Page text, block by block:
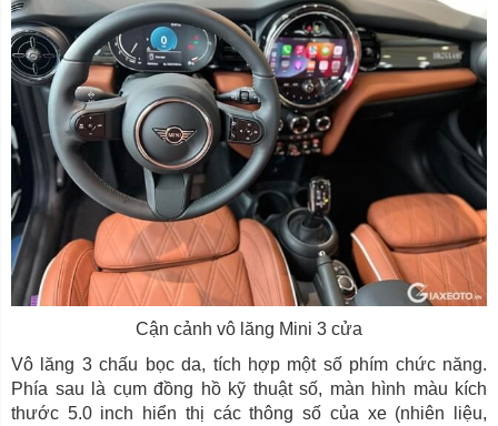
Cận cảnh vô lăng Mini 3 cửa
Vô lăng 3 chấu bọc da, tích hợp một số phím chức năng.
Phía sau là cụm đồng hồ kỹ thuật số, màn hình màu kích
thước 5.0 inch hiển thị các thông số của xe (nhiên liệu,